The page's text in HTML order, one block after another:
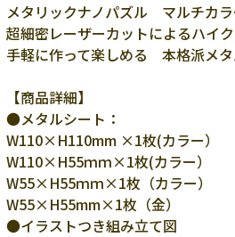
メタリックナノパズル マルチカラ
超細密レーザーカットによるハイ
手軽に作って楽しめる 本格派メタ
【商品詳細】
●メタルシート：
W110×H110mm ×1枚(カラー）
W110×H55ｍｍ×1枚(カラー）
W55×H55ｍｍ×1枚（カラー）
W55×H55mm×1枚（金）
●イラストつき組み立て図